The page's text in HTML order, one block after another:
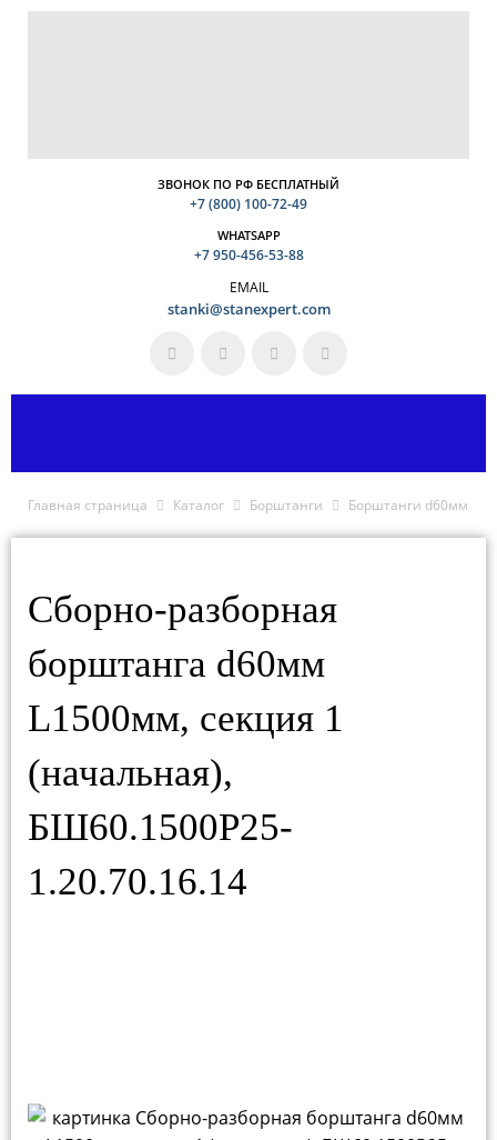
ЗВОНОК ПО РФ БЕСПЛАТНЫЙ
+7 (800) 100-72-49
WHATSAPP
+7 950-456-53-88
EMAIL
stanki@stanexpert.com
Главная страница Каталог Борштанги Борштанги d60мм
Сборно-разборная
борштанга d60мм
L1500мм, секция 1
(начальная),
БШ60.1500Р25-
1.20.70.16.14